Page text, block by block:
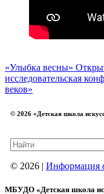
«Улыбка весны»
исследовательская
веков»
© 2026 «Детская школа
© 2026 | Информация
МБУДО «Детская школа